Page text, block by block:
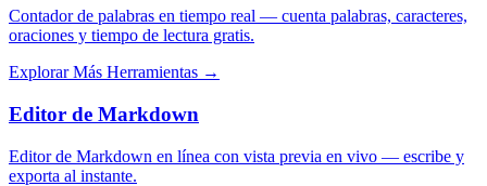
Contador de palabras en tiempo real — cuenta palabras, caracteres,
oraciones y tiempo de lectura gratis.
Explorar Más Herramientas →
Editor de Markdown
Editor de Markdown en línea con vista previa en vivo — escribe y
exporta al instante.